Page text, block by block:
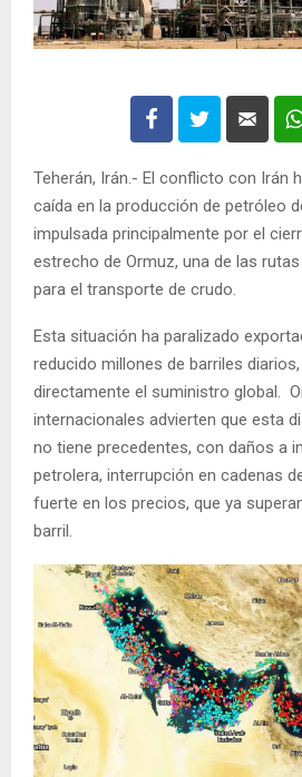
Teherán, Irán.- El conflicto con Irán
caída en la producción de petróleo
impulsada principalmente por el
estrecho de Ormuz, una de las
para el transporte de crudo.
Esta situación ha paralizado
reducido millones de barriles
directamente el suministro global.
internacionales advierten que esta
no tiene precedentes, con daños a
petrolera, interrupción en cadenas
fuerte en los precios, que ya
barril.